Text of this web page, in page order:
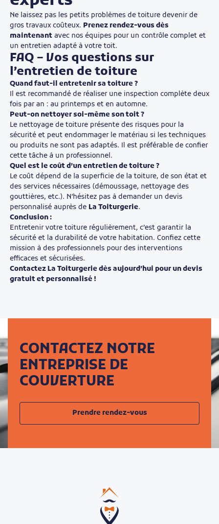
Ne laissez pas les petits problèmes de toiture devenir de
gros travaux coûteux. Prenez rendez-vous dès
maintenant avec nos équipes pour un contrôle complet et
un entretien adapté à votre toit.
FAQ – Vos questions sur
l’entretien de toiture
Quand faut-il entretenir sa toiture ?
Il est recommandé de réaliser une inspection complète deux
fois par an : au printemps et en automne.
Peut-on nettoyer soi-même son toit ?
Le nettoyage de toiture présente des risques pour la
sécurité et peut endommager le matériau si les techniques
ou produits ne sont pas adaptés. Il est préférable de confier
cette tâche à un professionnel.
Quel est le coût d’un entretien de toiture ?
Le coût dépend de la superficie de la toiture, de son état et
des services nécessaires (démoussage, nettoyage des
gouttières, etc.). N’hésitez pas à demander un devis
personnalisé auprès de La Toiturgerie.
Conclusion :
Entretenir votre toiture régulièrement, c’est garantir la
sécurité et la durabilité de votre habitation. Confiez cette
mission à des professionnels pour des interventions
efficaces et sécurisées.
Contactez La Toiturgerie dès aujourd’hui pour un devis
gratuit et personnalisé !
CONTACTEZ NOTRE
ENTREPRISE DE
COUVERTURE
Prendre rendez-vous